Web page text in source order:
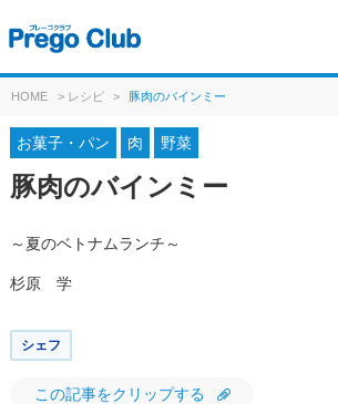
HOME > レシピ > 豚肉のバインミー
お菓子・パン 肉 野菜
豚肉のバインミー
～夏のベトナムランチ～
杉原 学
シェフ
この記事をクリップする